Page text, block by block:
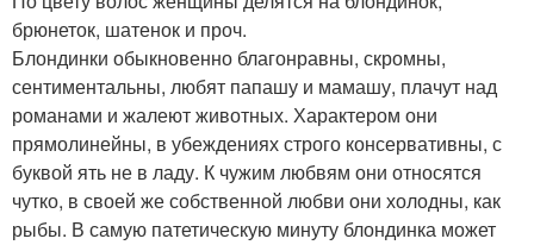
брюнеток, шатенок и проч.
Блондинки обыкновенно благонравны, скромны,
сентиментальны, любят папашу и мамашу, плачут над
романами и жалеют животных. Характером они
прямолинейны, в убеждениях строго консервативны, с
буквой ять не в ладу. К чужим любвям они относятся
чутко, в своей же собственной любви они холодны, как
рыбы. В самую патетическую минуту блондинка может